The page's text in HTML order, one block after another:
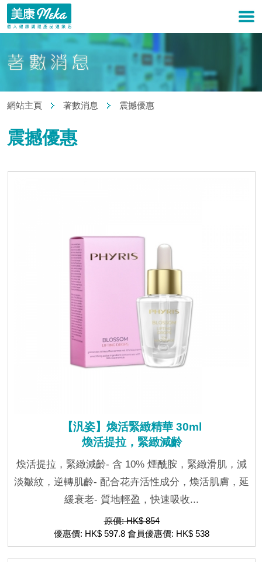
網站主頁 著數消息 震撼優惠
震撼優惠
【汎姿】煥活緊緻精華 30ml
煥活提拉，緊緻減齡
煥活提拉，緊緻減齡- 含 10% 煙酰胺，緊緻滑肌，減
淡皺紋，逆轉肌齡- 配合花卉活性成分，煥活肌膚，延
緩衰老- 質地輕盈，快速吸收...
原價: HK$ 854
優惠價: HK$ 597.8 會員優惠價: HK$ 538